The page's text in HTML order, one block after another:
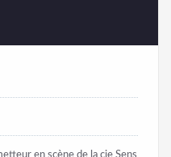
en scène de la cie Sens